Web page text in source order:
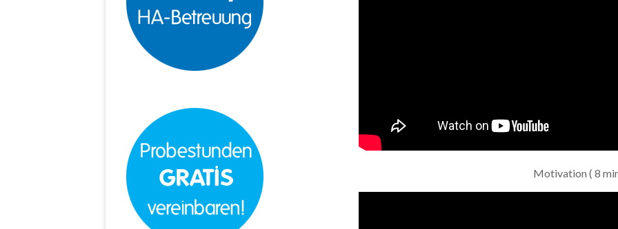
Motivation ( 8